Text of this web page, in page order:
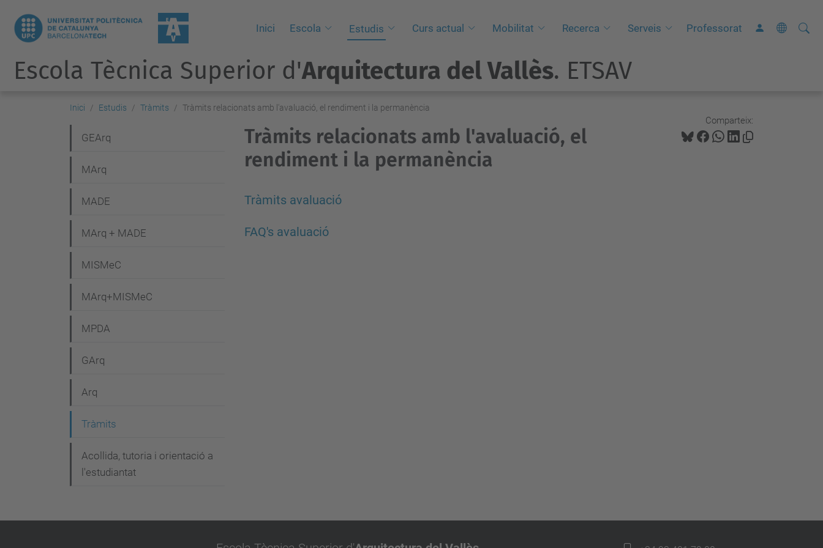
Inici Escola Estudis Curs actual Mobilitat Recerca Serveis Professorat Cerca
C
Escola Tècnica Superior d'Arquitectura del Vallès. ETSAV
Inici Estudis Tràmits Tràmits relacionats amb l'avaluació, el rendiment i la permanència
Comparteix:
Tràmits relacionats amb l'avaluació, el
rendiment i la permanència
Tràmits avaluació
FAQ's avaluació
a
v
g
a
i
ó
GEArq
MArq
MADE
MArq + MADE
MISMeC
MArq+MISMeC
MPDA
GArq
Arq
Tràmits
Acollida, tutoria i orientació a
l'estudiantat